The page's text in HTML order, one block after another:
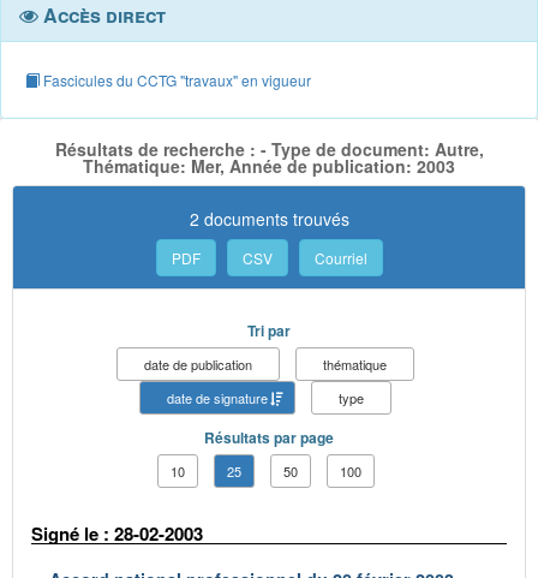
Accès direct
Fascicules du CCTG "travaux" en vigueur
Résultats de recherche : - Type de document: Autre,
Thématique: Mer, Année de publication: 2003
2 documents trouvés
PDF CSV Courriel
Tri par
date de publication
thématique
date de signature
type
Résultats par page
10 25 50 100
Signé le : 28-02-2003